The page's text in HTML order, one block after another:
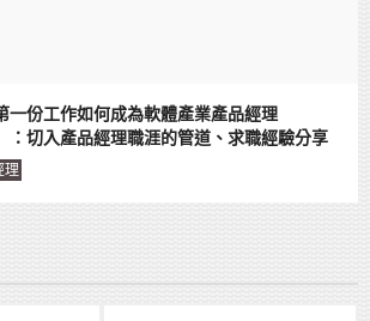
一份工作如何成為軟體產業產品經理
：切入產品經理職涯的管道、求職經驗分享
理